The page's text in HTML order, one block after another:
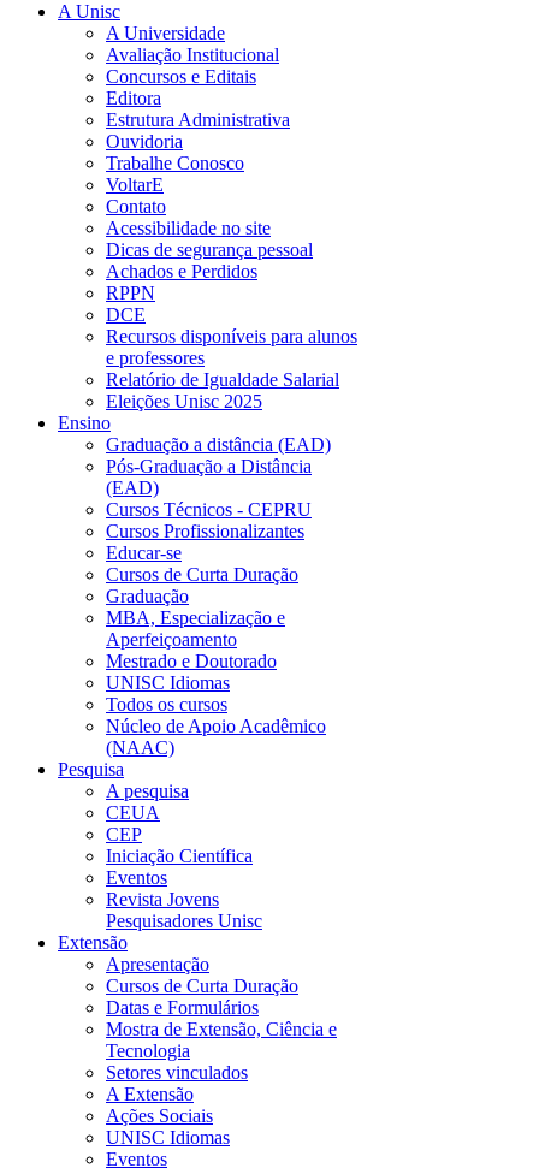
A Unisc
A Universidade
Avaliação Institucional
Concursos e Editais
Editora
Estrutura Administrativa
Ouvidoria
Trabalhe Conosco
VoltarE
Contato
Acessibilidade no site
Dicas de segurança pessoal
Achados e Perdidos
RPPN
DCE
Recursos disponíveis para alunos
e professores
Relatório de Igualdade Salarial
Eleições Unisc 2025
Ensino
Graduação a distância (EAD)
Pós-Graduação a Distância
(EAD)
Cursos Técnicos - CEPRU
Cursos Profissionalizantes
Educar-se
Cursos de Curta Duração
Graduação
MBA, Especialização e
Aperfeiçoamento
Mestrado e Doutorado
UNISC Idiomas
Todos os cursos
Núcleo de Apoio Acadêmico
(NAAC)
Pesquisa
A pesquisa
CEUA
CEP
Iniciação Científica
Eventos
Revista Jovens
Pesquisadores Unisc
Extensão
Apresentação
Cursos de Curta Duração
Datas e Formulários
Mostra de Extensão, Ciência e
Tecnologia
Setores vinculados
A Extensão
Ações Sociais
UNISC Idiomas
Eventos